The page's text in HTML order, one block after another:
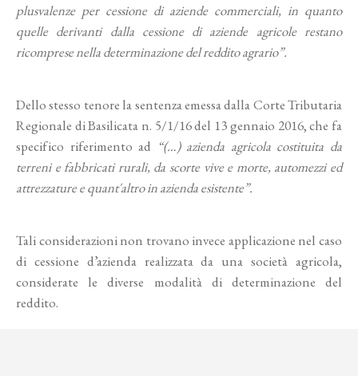
plusvalenze per cessione di aziende commerciali, in quanto
quelle derivanti dalla cessione di aziende agricole restano
ricomprese nella determinazione del reddito agrario”.
Dello stesso tenore la sentenza emessa dalla Corte Tributaria
Regionale di Basilicata n. 5/1/16 del 13 gennaio 2016, che fa
specifico riferimento ad “(…) azienda agricola costituita da
terreni e fabbricati rurali, da scorte vive e morte, automezzi ed
attrezzature e quant'altro in azienda esistente”.
Tali considerazioni non trovano invece applicazione nel caso
di cessione d’azienda realizzata da una società agricola,
considerate le diverse modalità di determinazione del
reddito.